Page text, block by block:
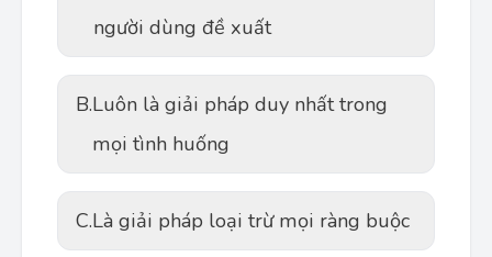
người dùng đề xuất
B.Luôn là giải pháp duy nhất trong
mọi tình huống
C.Là giải pháp loại trừ mọi ràng buộc